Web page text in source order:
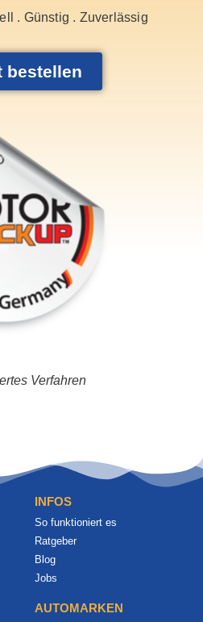
. Günstig . Zuverlässig
bestellen
Verfahren
INFOS
So funktioniert es
Ratgeber
Blog
Jobs
AUTOMARKEN